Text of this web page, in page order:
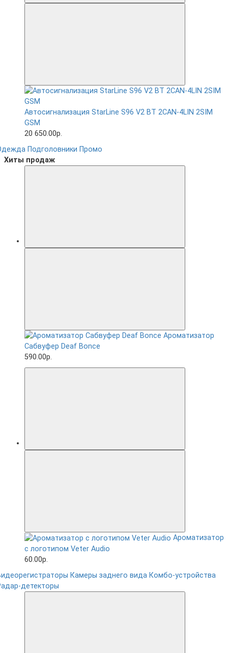
Автосигнализация StarLine S96 V2 BT 2CAN-4LIN 2SIM
GSM
20 650.00р.
Подголовники Промо
Хиты продаж
Ароматизатор
Сабвуфер Deaf Bonce
590.00р.
Ароматизатор
с логотипом Veter Audio
60.00р.
Камеры заднего вида Комбо-устройства
детекторы